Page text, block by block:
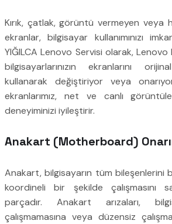
Kırık, çatlak, görüntü vermeyen veya
ekranlar, bilgisayar kullanımınızı
YIĞILCA Lenovo Servisi olarak,
bilgisayarlarınızın ekranlarını
kullanarak değiştiriyor veya
ekranlarımız, net ve canlı
deneyiminizi iyileştirir.
Anakart (Motherboard)
Anakart, bilgisayarın tüm bileşenlerini
koordineli bir şekilde çalışmasını
parçadır. Anakart arızaları,
çalışmamasına veya düzensiz